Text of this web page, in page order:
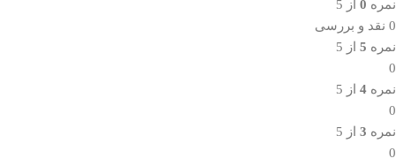
نمره 0 از 5
0 نقد و بررسی
نمره 5 از 5
0
نمره 4 از 5
0
نمره 3 از 5
0